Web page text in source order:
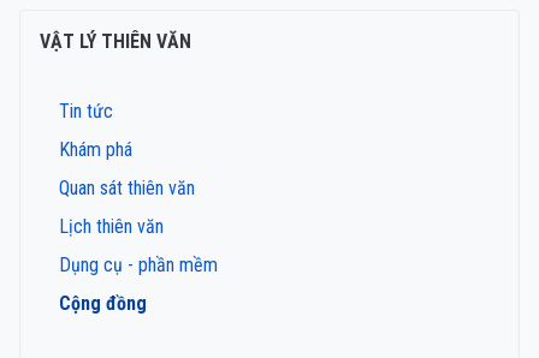
VẬT LÝ THIÊN VĂN
Tin tức
Khám phá
Quan sát thiên văn
Lịch thiên văn
Dụng cụ - phần mềm
Cộng đồng